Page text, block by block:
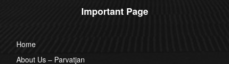
Important Page
Home
About Us – Parvatjan